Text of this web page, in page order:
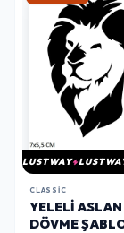
LUSTWAY
CLASSIC
YELELI ASLAN
DÖVME